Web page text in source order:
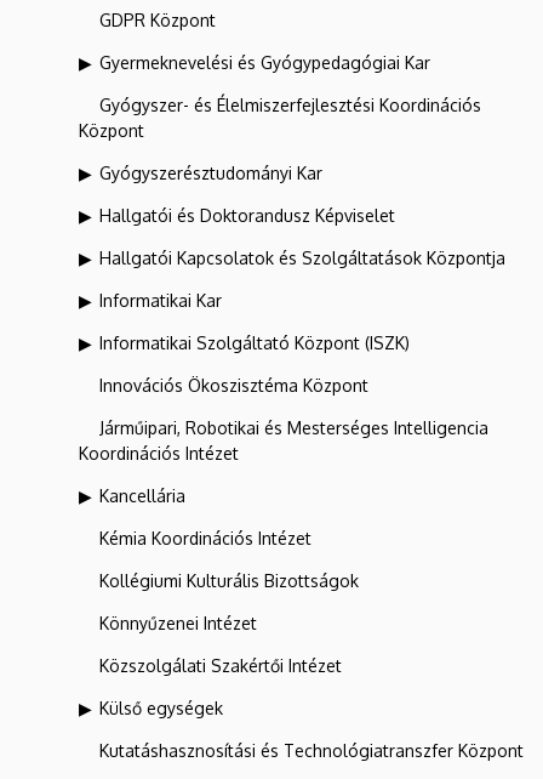
GDPR Központ
Gyermeknevelési és Gyógypedagógiai Kar
Gyógyszer- és Élelmiszerfejlesztési Koordinációs
Központ
Gyógyszerésztudományi Kar
Hallgatói és Doktorandusz Képviselet
Hallgatói Kapcsolatok és Szolgáltatások Központja
Informatikai Kar
Informatikai Szolgáltató Központ (ISZK)
Innovációs Ökoszisztéma Központ
Járműipari, Robotikai és Mesterséges Intelligencia
Koordinációs Intézet
Kancellária
Kémia Koordinációs Intézet
Kollégiumi Kulturális Bizottságok
Könnyűzenei Intézet
Közszolgálati Szakértői Intézet
Külső egységek
Kutatáshasznosítási és Technológiatranszfer Központ